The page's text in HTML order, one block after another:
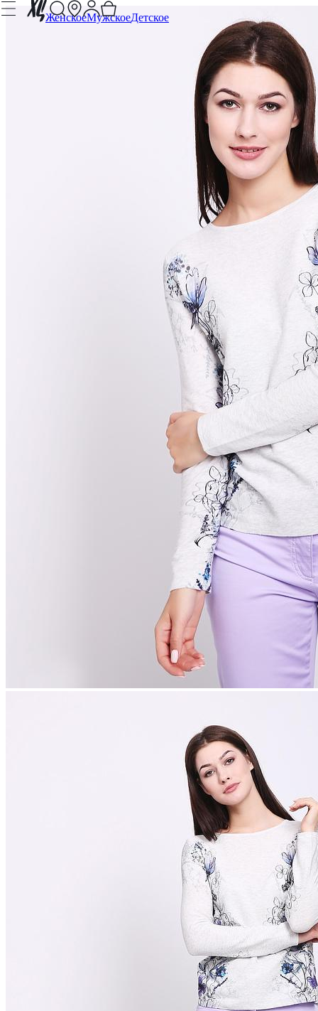
ЖенскоеМужскоеДетское